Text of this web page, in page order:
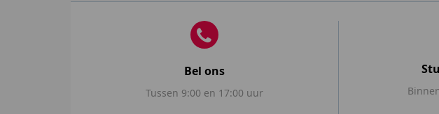
Bel ons
Tussen 9:00 en 17:00 uur